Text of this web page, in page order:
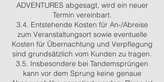
ADVENTURES abgesagt, wird ein neuer
Termin vereinbart.
3.4. Entstehende Kosten für An-/Abreise
zum Veranstaltungsort sowie eventuelle
Kosten für Übernachtung und Verpflegung
sind grundsätzlich vom Kunden zu tragen.
3.5. Insbesondere bei Tandemsprüngen
kann vor dem Sprung keine genaue